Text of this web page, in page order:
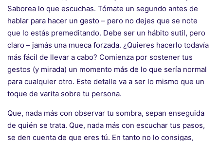
Saborea lo que escuchas. Tómate un segundo antes de
hablar para hacer un gesto – pero no dejes que se note
que lo estás premeditando. Debe ser un hábito sutil, pero
claro – jamás una mueca forzada. ¿Quieres hacerlo todavía
más fácil de llevar a cabo? Comienza por sostener tus
gestos (y mirada) un momento más de lo que sería normal
para cualquier otro. Este detalle va a ser lo mismo que un
toque de varita sobre tu persona.
Que, nada más con observar tu sombra, sepan enseguida
de quién se trata. Que, nada más con escuchar tus pasos,
se den cuenta de que eres tú. En tanto no lo consigas,